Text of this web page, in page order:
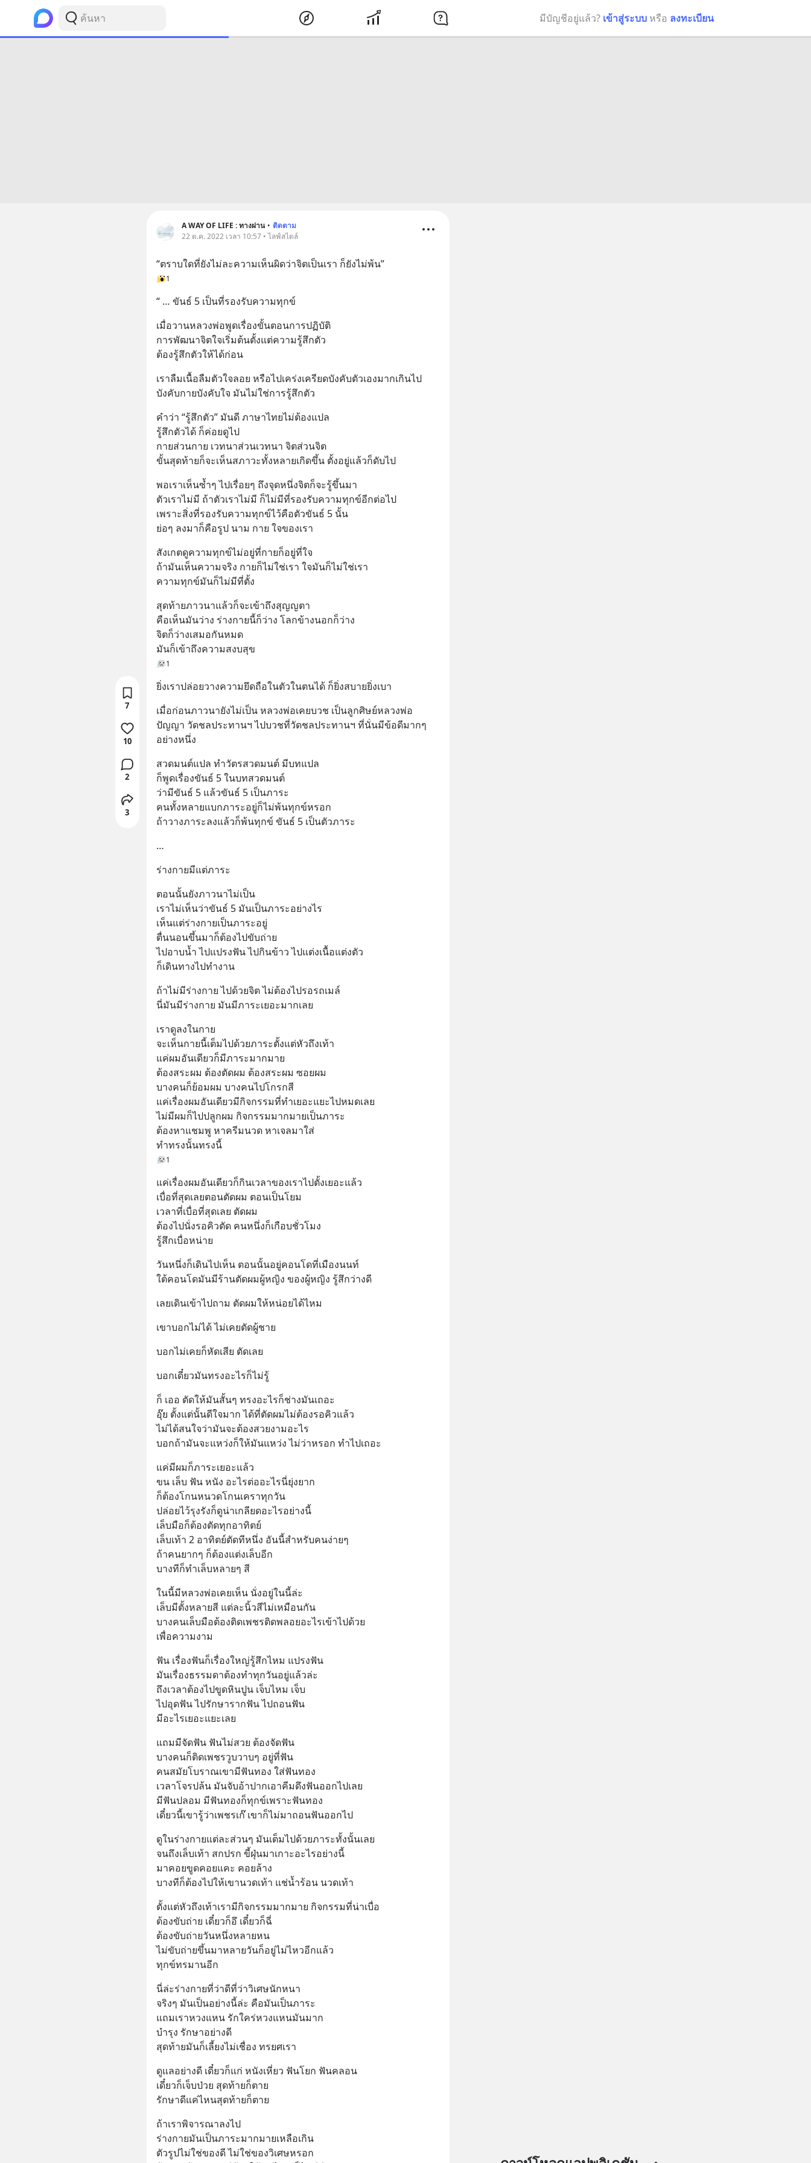
มีบัญชีอยู่แล้ว? เข้าสู่ระบบ หรือ ลงทะเบียน
A WAY OF LIFE : ทางผ่าน • ติดตาม
22 ต.ค. 2022 เวลา 10:57 • ไลฟ์สไตล์
“ตราบใดที่ยังไม่ละความเห็นผิดว่าจิตเป็นเรา ก็ยังไม่พ้น”
1
“ … ขันธ์ 5 เป็นที่รองรับความทุกข์
เมื่อวานหลวงพ่อพูดเรื่องขั้นตอนการปฏิบัติ
การพัฒนาจิตใจเริ่มต้นตั้งแต่ความรู้สึกตัว
ต้องรู้สึกตัวให้ได้ก่อน
เราลืมเนื้อลืมตัวใจลอย หรือไปเคร่งเครียดบังคับตัวเองมากเกินไป
บังคับกายบังคับใจ มันไม่ใช่การรู้สึกตัว
คำว่า “รู้สึกตัว” มันดี ภาษาไทยไม่ต้องแปล
รู้สึกตัวได้ ก็ค่อยดูไป
กายส่วนกาย เวทนาส่วนเวทนา จิตส่วนจิต
ขั้นสุดท้ายก็จะเห็นสภาวะทั้งหลายเกิดขึ้น ตั้งอยู่แล้วก็ดับไป
พอเราเห็นซ้ำๆ ไปเรื่อยๆ ถึงจุดหนึ่งจิตก็จะรู้ขึ้นมา
ตัวเราไม่มี ถ้าตัวเราไม่มี ก็ไม่มีที่รองรับความทุกข์อีกต่อไป
เพราะสิ่งที่รองรับความทุกข์ไว้คือตัวขันธ์ 5 นั้น
ย่อๆ ลงมาก็คือรูป นาม กาย ใจของเรา
สังเกตดูความทุกข์ไม่อยู่ที่กายก็อยู่ที่ใจ
ถ้ามันเห็นความจริง กายก็ไม่ใช่เรา ใจมันก็ไม่ใช่เรา
ความทุกข์มันก็ไม่มีที่ตั้ง
สุดท้ายภาวนาแล้วก็จะเข้าถึงสุญญตา
คือเห็นมันว่าง ร่างกายนี้ก็ว่าง โลกข้างนอกก็ว่าง
จิตก็ว่างเสมอกันหมด
มันก็เข้าถึงความสงบสุข
1
ยิ่งเราปล่อยวางความยึดถือในตัวในตนได้ ก็ยิ่งสบายยิ่งเบา
เมื่อก่อนภาวนายังไม่เป็น หลวงพ่อเคยบวช เป็นลูกศิษย์หลวงพ่อ
ปัญญา วัดชลประทานฯ ไปบวชที่วัดชลประทานฯ ที่นั่นมีข้อดีมากๆ
อย่างหนึ่ง
สวดมนต์แปล ทำวัตรสวดมนต์ มีบทแปล
ก็พูดเรื่องขันธ์ 5 ในบทสวดมนต์
ว่ามีขันธ์ 5 แล้วขันธ์ 5 เป็นภาระ
คนทั้งหลายแบกภาระอยู่ก็ไม่พ้นทุกข์หรอก
ถ้าวางภาระลงแล้วก็พ้นทุกข์ ขันธ์ 5 เป็นตัวภาระ
…
ร่างกายมีแต่ภาระ
ตอนนั้นยังภาวนาไม่เป็น
เราไม่เห็นว่าขันธ์ 5 มันเป็นภาระอย่างไร
เห็นแต่ร่างกายเป็นภาระอยู่
ตื่นนอนขึ้นมาก็ต้องไปขับถ่าย
ไปอาบน้ำ ไปแปรงฟัน ไปกินข้าว ไปแต่งเนื้อแต่งตัว
ก็เดินทางไปทำงาน
ถ้าไม่มีร่างกาย ไปด้วยจิต ไม่ต้องไปรอรถเมล์
นี่มันมีร่างกาย มันมีภาระเยอะมากเลย
เราดูลงในกาย
จะเห็นกายนี้เต็มไปด้วยภาระตั้งแต่หัวถึงเท้า
แค่ผมอันเดียวก็มีภาระมากมาย
ต้องสระผม ต้องตัดผม ต้องสระผม ซอยผม
บางคนก็ย้อมผม บางคนไปโกรกสี
แค่เรื่องผมอันเดียวมีกิจกรรมที่ทำเยอะแยะไปหมดเลย
ไม่มีผมก็ไปปลูกผม กิจกรรมมากมายเป็นภาระ
ต้องหาแชมพู หาครีมนวด หาเจลมาใส่
ทำทรงนั้นทรงนี้
1
แค่เรื่องผมอันเดียวก็กินเวลาของเราไปตั้งเยอะแล้ว
เบื่อที่สุดเลยตอนตัดผม ตอนเป็นโยม
เวลาที่เบื่อที่สุดเลย ตัดผม
ต้องไปนั่งรอคิวตัด คนหนึ่งก็เกือบชั่วโมง
รู้สึกเบื่อหน่าย
วันหนึ่งก็เดินไปเห็น ตอนนั้นอยู่คอนโดที่เมืองนนท์
ใต้คอนโดมันมีร้านตัดผมผู้หญิง ของผู้หญิง รู้สึกว่างดี
เลยเดินเข้าไปถาม ตัดผมให้หน่อยได้ไหม
เขาบอกไม่ได้ ไม่เคยตัดผู้ชาย
บอกไม่เคยก็หัดเสีย ตัดเลย
บอกเดี๋ยวมันทรงอะไรก็ไม่รู้
ก็ เออ ตัดให้มันสั้นๆ ทรงอะไรก็ช่างมันเถอะ
อุ๊ย ตั้งแต่นั้นดีใจมาก ได้ที่ตัดผมไม่ต้องรอคิวแล้ว
ไม่ได้สนใจว่ามันจะต้องสวยงามอะไร
บอกถ้ามันจะแหว่งก็ให้มันแหว่ง ไม่ว่าหรอก ทำไปเถอะ
แค่มีผมก็ภาระเยอะแล้ว
ขน เล็บ ฟัน หนัง อะไรต่ออะไรนี่ยุ่งยาก
ก็ต้องโกนหนวดโกนเคราทุกวัน
ปล่อยไว้รุงรังก็ดูน่าเกลียดอะไรอย่างนี้
เล็บมือก็ต้องตัดทุกอาทิตย์
เล็บเท้า 2 อาทิตย์ตัดทีหนึ่ง อันนี้สำหรับคนง่ายๆ
ถ้าคนยากๆ ก็ต้องแต่งเล็บอีก
บางทีก็ทำเล็บหลายๆ สี
ในนี้มีหลวงพ่อเคยเห็น นั่งอยู่ในนี้ล่ะ
เล็บมีตั้งหลายสี แต่ละนิ้วสีไม่เหมือนกัน
บางคนเล็บมือต้องติดเพชรติดพลอยอะไรเข้าไปด้วย
เพื่อความงาม
ฟัน เรื่องฟันก็เรื่องใหญ่รู้สึกไหม แปรงฟัน
มันเรื่องธรรมดาต้องทำทุกวันอยู่แล้วล่ะ
ถึงเวลาต้องไปขูดหินปูน เจ็บไหม เจ็บ
ไปอุดฟัน ไปรักษารากฟัน ไปถอนฟัน
มีอะไรเยอะแยะเลย
แถมมีจัดฟัน ฟันไม่สวย ต้องจัดฟัน
บางคนก็ติดเพชรวูบวาบๆ อยู่ที่ฟัน
คนสมัยโบราณเขามีฟันทอง ใส่ฟันทอง
เวลาโจรปล้น มันจับอ้าปากเอาคีมดึงฟันออกไปเลย
มีฟันปลอม มีฟันทองก็ทุกข์เพราะฟันทอง
เดี๋ยวนี้เขารู้ว่าเพชรเก๊ เขาก็ไม่มาถอนฟันออกไป
ดูในร่างกายแต่ละส่วนๆ มันเต็มไปด้วยภาระทั้งนั้นเลย
จนถึงเล็บเท้า สกปรก ขี้ฝุ่นมาเกาะอะไรอย่างนี้
มาคอยขูดคอยแคะ คอยล้าง
บางทีก็ต้องไปให้เขานวดเท้า แช่น้ำร้อน นวดเท้า
ตั้งแต่หัวถึงเท้าเรามีกิจกรรมมากมาย กิจกรรมที่น่าเบื่อ
ต้องขับถ่าย เดี๋ยวก็อึ เดี๋ยวก็ฉี่
ต้องขับถ่ายวันหนึ่งหลายหน
ไม่ขับถ่ายขึ้นมาหลายวันก็อยู่ไม่ไหวอีกแล้ว
ทุกข์ทรมานอีก
นี่ล่ะร่างกายที่ว่าดีที่ว่าวิเศษนักหนา
จริงๆ มันเป็นอย่างนี้ล่ะ คือมันเป็นภาระ
แถมเราหวงแหน รักใคร่หวงแหนมันมาก
บำรุง รักษาอย่างดี
สุดท้ายมันก็เลี้ยงไม่เชื่อง ทรยศเรา
ดูแลอย่างดี เดี๋ยวก็แก่ หนังเหี่ยว ฟันโยก ฟันคลอน
เดี๋ยวก็เจ็บป่วย สุดท้ายก็ตาย
รักษาดีแค่ไหนสุดท้ายก็ตาย
ถ้าเราพิจารณาลงไป
ร่างกายมันเป็นภาระมากมายเหลือเกิน
ตัวรูปไม่ใช่ของดี ไม่ใช่ของวิเศษหรอก
7
10
2
3